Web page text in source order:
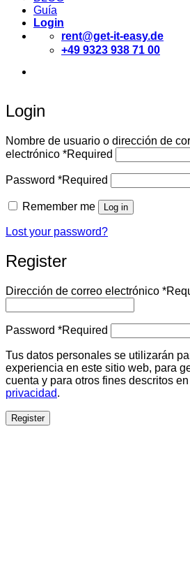
Guía
Login
rent@get-it-easy.de
+49 9323 938 71 00
Login
Nombre de usuario o dirección de
electrónico *Required
Password *Required
Remember me Log in
Lost your password?
Register
Dirección de correo electrónico *
Password *Required
Tus datos personales se utilizarán
experiencia en este sitio web, para
cuenta y para otros fines descritos
privacidad.
Register